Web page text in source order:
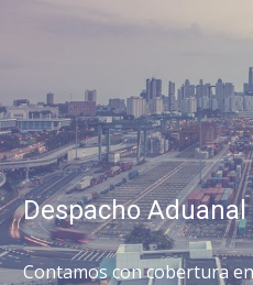
Despacho Aduanal
Contamos con cobertura